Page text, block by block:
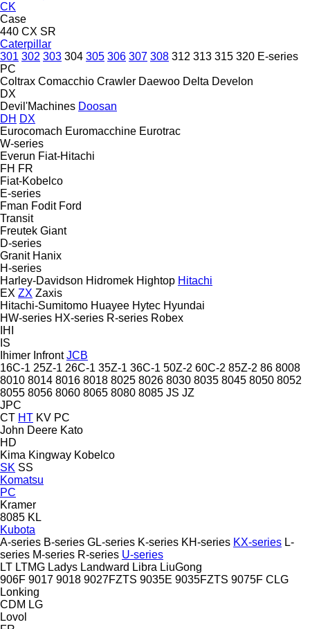
CK
Case
440 CX SR
Caterpillar
301 302 303 304 305 306 307 308 312 313 315 320 E-series
PC
Coltrax Comacchio Crawler Daewoo Delta Develon
DX
Devil'Machines Doosan
DH DX
Eurocomach Euromacchine Eurotrac
W-series
Everun Fiat-Hitachi
FH FR
Fiat-Kobelco
E-series
Fman Fodit Ford
Transit
Freutek Giant
D-series
Granit Hanix
H-series
Harley-Davidson Hidromek Hightop Hitachi
EX ZX Zaxis
Hitachi-Sumitomo Huayee Hytec Hyundai
HW-series HX-series R-series Robex
IHI
IS
Ihimer Infront JCB
16C-1 25Z-1 26C-1 35Z-1 36C-1 50Z-2 60C-2 85Z-2 86 8008
8010 8014 8016 8018 8025 8026 8030 8035 8045 8050 8052
8055 8056 8060 8065 8080 8085 JS JZ
JPC
CT HT KV PC
John Deere Kato
HD
Kima Kingway Kobelco
SK SS
Komatsu
PC
Kramer
8085 KL
Kubota
A-series B-series GL-series K-series KH-series KX-series L-
series M-series R-series U-series
LT LTMG Ladys Landward Libra LiuGong
906F 9017 9018 9027FZTS 9035E 9035FZTS 9075F CLG
Lonking
CDM LG
Lovol